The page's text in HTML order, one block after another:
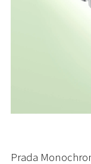
Prada